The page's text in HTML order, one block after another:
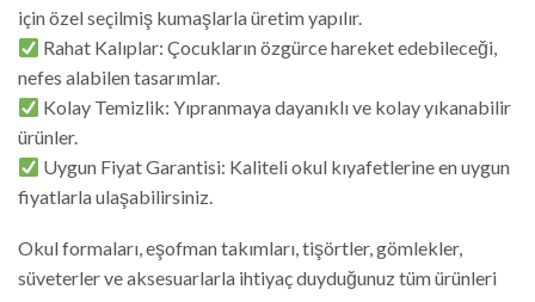
için özel seçilmiş kumaşlarla üretim yapılır.
Rahat Kalıplar: Çocukların özgürce hareket edebileceği,
nefes alabilen tasarımlar.
Kolay Temizlik: Yıpranmaya dayanıklı ve kolay yıkanabilir
ürünler.
Uygun Fiyat Garantisi: Kaliteli okul kıyafetlerine en uygun
fiyatlarla ulaşabilirsiniz.
Okul formaları, eşofman takımları, tişörtler, gömlekler,
süveterler ve aksesuarlarla ihtiyaç duyduğunuz tüm ürünleri